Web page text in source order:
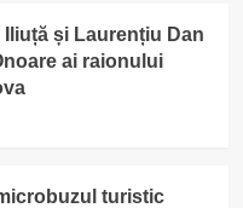
și Laurențiu Dan
ai raionului
turistic